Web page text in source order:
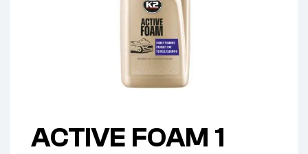
ACTIVE FOAM 1